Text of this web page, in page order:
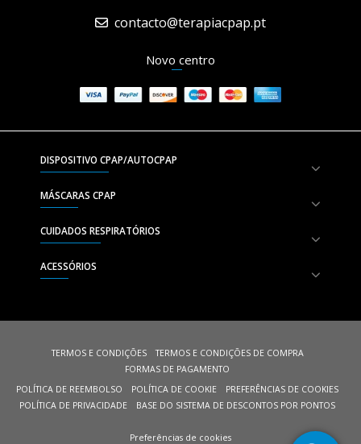
contacto@terapiacpap.pt
Novo centro
DISPOSITIVO CPAP/AUTOCPAP
MÁSCARAS CPAP
CUIDADOS RESPIRATÓRIOS
ACESSÓRIOS
TERMOS E CONDIÇÕES
TERMOS E CONDIÇÕES DE COMPRA
FORMAS DE PAGAMENTO
POLÍTICA DE REEMBOLSO
POLÍTICA DE COOKIE
PREFERÊNCIAS DE COOKIES
POLÍTICA DE PRIVACIDADE
BASE DO SISTEMA DE DESCONTOS POR PONTOS
Preferências de cookies